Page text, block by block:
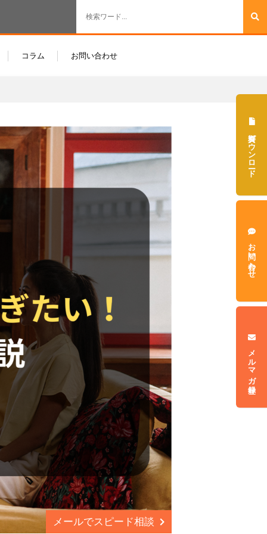
コラム お問い合わせ
資料ダウンロード
お問い合わせ
メルマガ登録
メールでスピード相談